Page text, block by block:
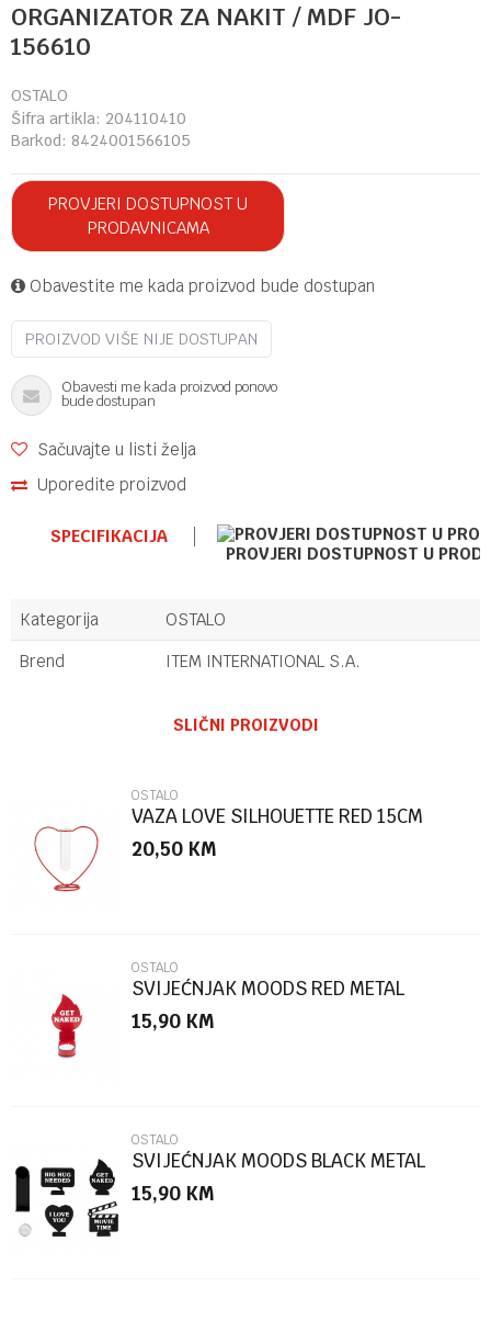
ORGANIZATOR ZA NAKIT / MDF JO-
156610
OSTALO
Šifra artikla: 204110410
Barkod: 8424001566105
PROVJERI DOSTUPNOST U
PRODAVNICAMA
Obavestite me kada proizvod bude dostupan
PROIZVOD VIŠE NIJE DOSTUPAN
Obavesti me kada proizvod ponovo
bude dostupan
Sačuvajte u listi želja
Uporedite proizvod
SPECIFIKACIJA
PROVJERI DOSTUPNOST U
Kategorija
OSTALO
Brend
ITEM INTERNATIONAL S.A.
Poruka
POŠALJI
SLIČNI PROIZVODI
OSTALO
VAZA LOVE SILHOUETTE RED 15CM
METAL/GLA
20,50 KM
OSTALO
SVIJEĆNJAK MOODS RED METAL
15,90 KM
OSTALO
SVIJEĆNJAK MOODS BLACK METAL
15,90 KM